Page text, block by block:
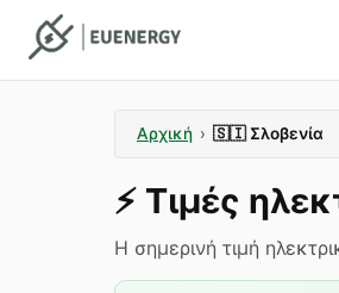
Αρχική › 🇸🇮 Σλοβενία
⚡️ Τιμές
Η σημερινή τιμή